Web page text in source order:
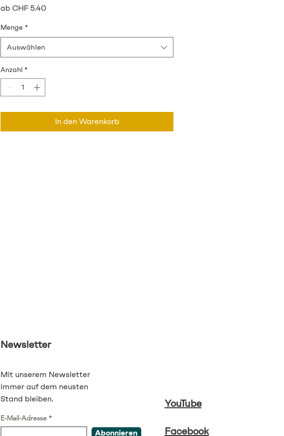
ab CHF 5.40
Menge *
Auswählen
Anzahl *
In den Warenkorb
Newsletter
Mit unserem Newsletter
immer auf dem neusten
Stand bleiben.
E-Mail-Adresse
Abonnieren
YouTube
Facebook